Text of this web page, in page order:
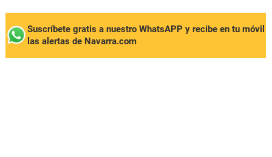
Suscríbete gratis a nuestro WhatsAPP y recibe en tu móvil
las alertas de Navarra.com